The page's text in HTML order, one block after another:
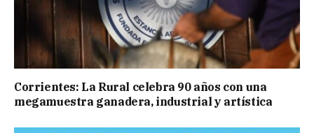
Corrientes: La Rural celebra 90 años con una
megamuestra ganadera, industrial y artística